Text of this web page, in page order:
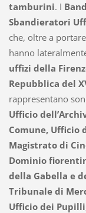
tamburini. I
Sbandieratori
che, oltre a
hanno
uffizi della
Repubblica del
rappresentano
Ufficio
Comune, Ufficio
Magistrato di
Dominio
della Gabella e
Tribunale di
Ufficio dei